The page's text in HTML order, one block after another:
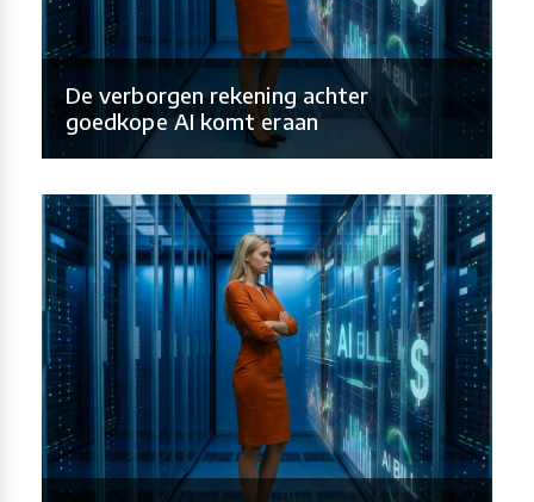
De verborgen rekening achter
goedkope AI komt eraan